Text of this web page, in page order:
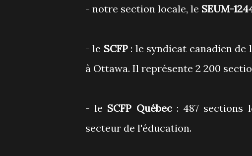
- notre section locale, le SEUM-
- le SCFP: le syndicat canadien de
à Ottawa. Il représente 2 200
- le SCFP Québec: 487 sections
secteur de l'éducation.